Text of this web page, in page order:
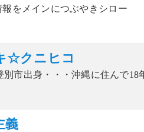
報をメインにつぶやきシロー
☆クニヒコ
別市出身・・・沖縄に住んで18
義